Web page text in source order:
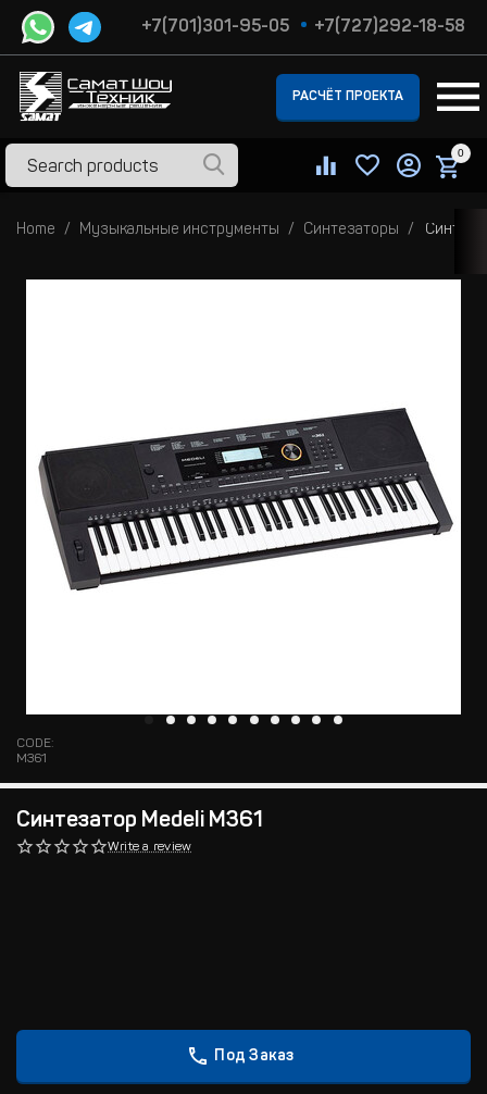
+7(701)301-95-05 +7(727)292-18-58
РАСЧЁТ ПРОЕКТА
0
Home Музыкальные инструменты Синтезаторы
CODE:
M361
Синтезатор Medeli M361
Write a review
Под Заказ